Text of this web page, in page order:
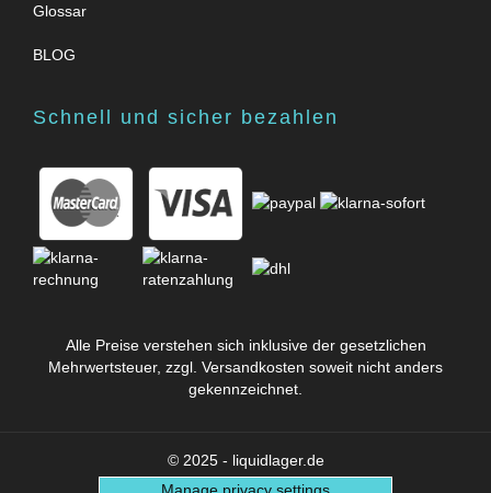
Glossar
BLOG
Schnell und sicher bezahlen
Alle Preise verstehen sich inklusive der gesetzlichen
Mehrwertsteuer, zzgl. Versandkosten soweit nicht anders
gekennzeichnet.
© 2025 - liquidlager.de